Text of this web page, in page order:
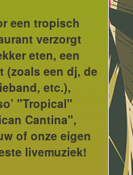
een tropisch
verzorgt
eten, een
(zoals een dj, de
etc.),
"Tropical"
Cantina",
of onze eigen
livemuziek!